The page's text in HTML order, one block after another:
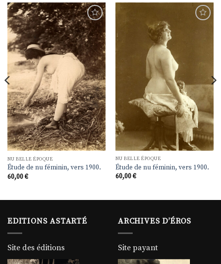
Ajouter
à la
liste de
souhaits
NU BELLE ÉPOQUE
Étude de nu féminin, vers 1900.
60,00€
NU BELLE ÉPOQUE
Étude de nu féminin, vers 1900.
60,00€
EDITIONS ASTARTÉ
Site des éditions
ARCHIVES D’ÉROS
Site payant